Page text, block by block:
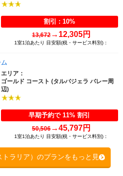
割引 : 10%
13,672→ 12,305円
1室1泊あたり 目安額(税・サービス料別)：
エリア：
ゴールド コースト (タルバジェラ バレー周
辺)
早期予約で 11% 割引
50,506→45,797円
1室1泊あたり 目安額(税・サービス料別)：
ラリア）のプランをもっと見る